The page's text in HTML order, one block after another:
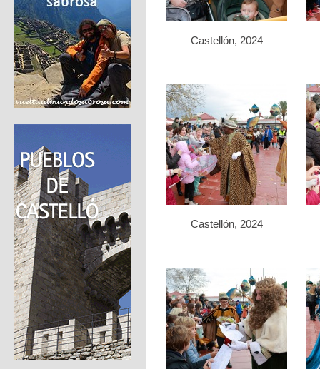
Castellón, 2024
Castellón, 2024